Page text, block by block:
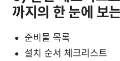
까지의 한 눈에 보
준비물 목록
설치 순서 체크리스트